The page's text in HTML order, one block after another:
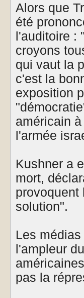
Alors que
été
l'auditoire :
croyons
qui vaut la
c'est la
exposition
américain
l'armée
Kushner a
mort,
provoquent
solution".
Les
l'ampleur
pas la